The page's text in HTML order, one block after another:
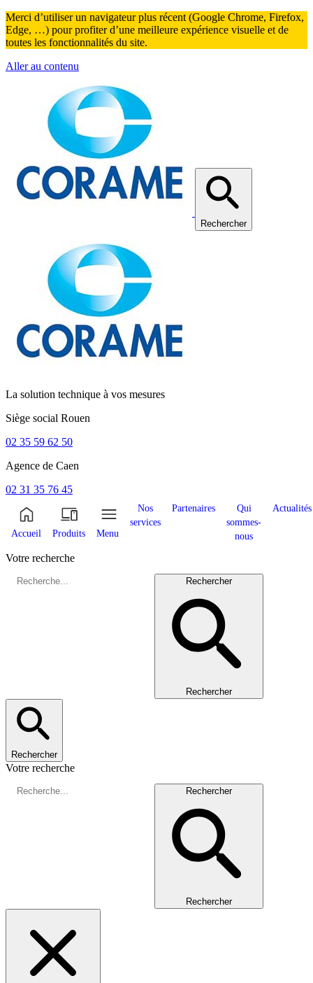
Merci d’utiliser un navigateur plus récent (Google Chrome, Firefox,
Edge, …) pour profiter d’une meilleure expérience visuelle et de
toutes les fonctionnalités du site.
Aller au contenu
Rechercher
La solution technique à vos mesures
Siège social Rouen
02 35 59 62 50
Agence de Caen
02 31 35 76 45
Accueil Produits Menu
Nos
services
Partenaires
Qui
sommes-
nous
Actualités
Votre recherche
Rechercher
Rechercher
Rechercher
Votre recherche
Rechercher
Rechercher